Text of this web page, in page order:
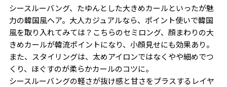
シースルーバング、たゆんとした大きめカールといったが魅
力の韓国風ヘア。大人カジュアルなら、ポイント使いで韓国
風を取り入れてみては？こちらのセミロング、顔まわりの大
きめカールが韓流ポイントになり、小顔見せにも効果あり。
また、スタイリングは、太めアイロンではなくやや細めでつ
くり、ほぐすのが柔らかカールのコツに。
シースルーバングの軽さが抜け感と甘さをプラスするレイヤ